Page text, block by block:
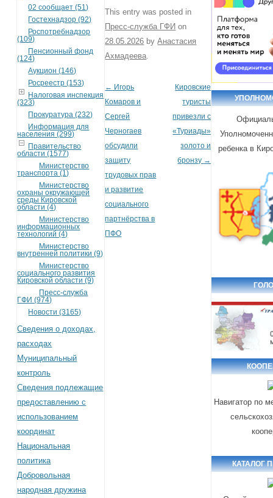
02 сообщает (51)
Гостехнадзор (92)
Роспотребнадзор
(109)
Пенсионный фонд
(124)
Аукцион (146)
Росреестр (153)
Налоговая инспекция
(323)
Прокуратура (232)
Информация для
населения (299)
Правительство
области (1577)
Министерство
транспорта (1)
Министерство
охраны окружающей
среды Кировской
области (4)
Министерство
информационных
технологий (4)
Министерство
внутренней политики (9)
Министерство
социального развития
Кировской области (9)
Пресс-служба
ГФИ (974)
Новости (3165)
Сведения о доходах,
расходах
Муниципальный
контроль
Сведения подлежащие
предоставлению с
использованием
координат
Национальная
политика
Добровольная
народная дружина
This entry was posted in
Пресс-служба ГФИ on
28.05.2026 byАнастасия
Ахмадеева
Post navigation
← Игорь
Комаров и
Сергей
Черногаев
обсудили
защиту
трудовых прав
и развитие
социального
партнёрства в
ПФО
Кировские
туристы
привезли с
«Туриады»
золото и
бронзу →
ребенка в
Навигатор по
КАТАЛОГ